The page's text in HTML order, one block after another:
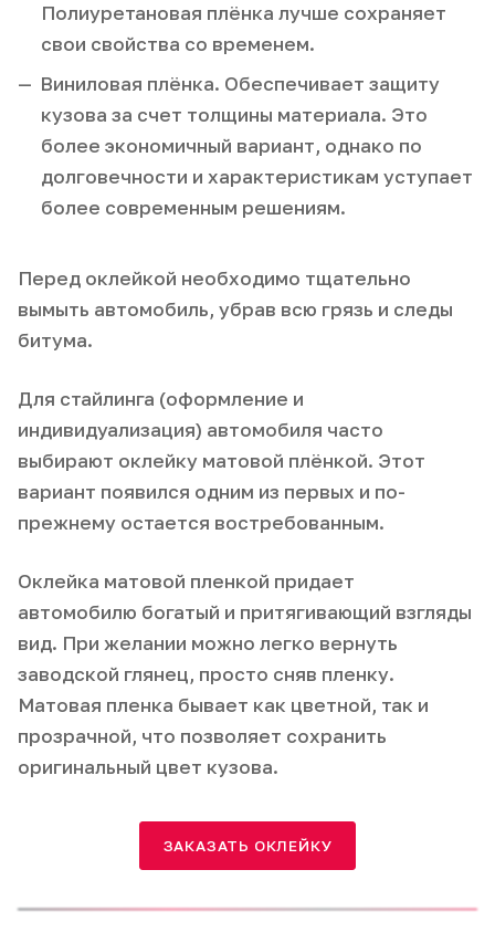
Полиуретановая плёнка лучше сохраняет
свои свойства со временем.
Виниловая плёнка. Обеспечивает защиту
кузова за счет толщины материала. Это
более экономичный вариант, однако по
долговечности и характеристикам уступает
более современным решениям.
Перед оклейкой необходимо тщательно
вымыть автомобиль, убрав всю грязь и следы
битума.
Для стайлинга (оформление и
индивидуализация) автомобиля часто
выбирают оклейку матовой плёнкой. Этот
вариант появился одним из первых и по-
прежнему остается востребованным.
Оклейка матовой пленкой придает
автомобилю богатый и притягивающий взгляды
вид. При желании можно легко вернуть
заводской глянец, просто сняв пленку.
Матовая пленка бывает как цветной, так и
прозрачной, что позволяет сохранить
оригинальный цвет кузова.
ЗАКАЗАТЬ ОКЛЕЙКУ